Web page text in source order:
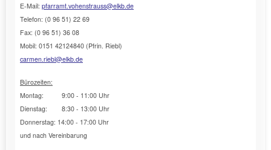
E-Mail: pfarramt.vohenstrauss@elkb.de
Telefon: (0 96 51) 22 69
Fax: (0 96 51) 36 08
Mobil: 0151 42124840 (Pfrin. Riebl)
carmen.riebl@elkb.de
Bürozeiten:
Montag: 9:00 - 11:00 Uhr
Dienstag: 8:30 - 13:00 Uhr
Donnerstag: 14:00 - 17:00 Uhr
und nach Vereinbarung